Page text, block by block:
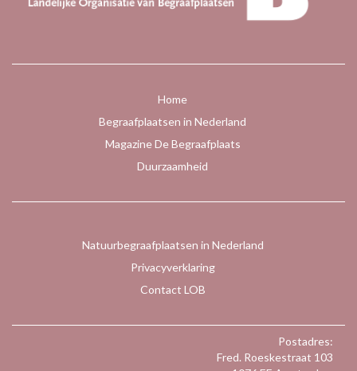
Home
Begraafplaatsen in Nederland
Magazine De Begraafplaats
Duurzaamheid
Natuurbegraafplaatsen in Nederland
Privacyverklaring
Contact LOB
Postadres:
Fred. Roeskestraat 103